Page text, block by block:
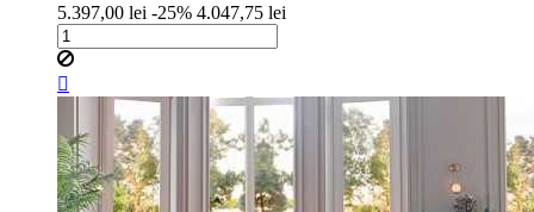
Pret
de
baza
5.397,00 lei -25%Pret
4.047,75 lei
